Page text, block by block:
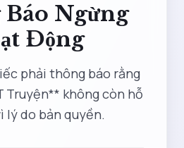
Ngừng
Động
phải thông báo rằng
Truyện** không còn hỗ
lý do bản quyền.